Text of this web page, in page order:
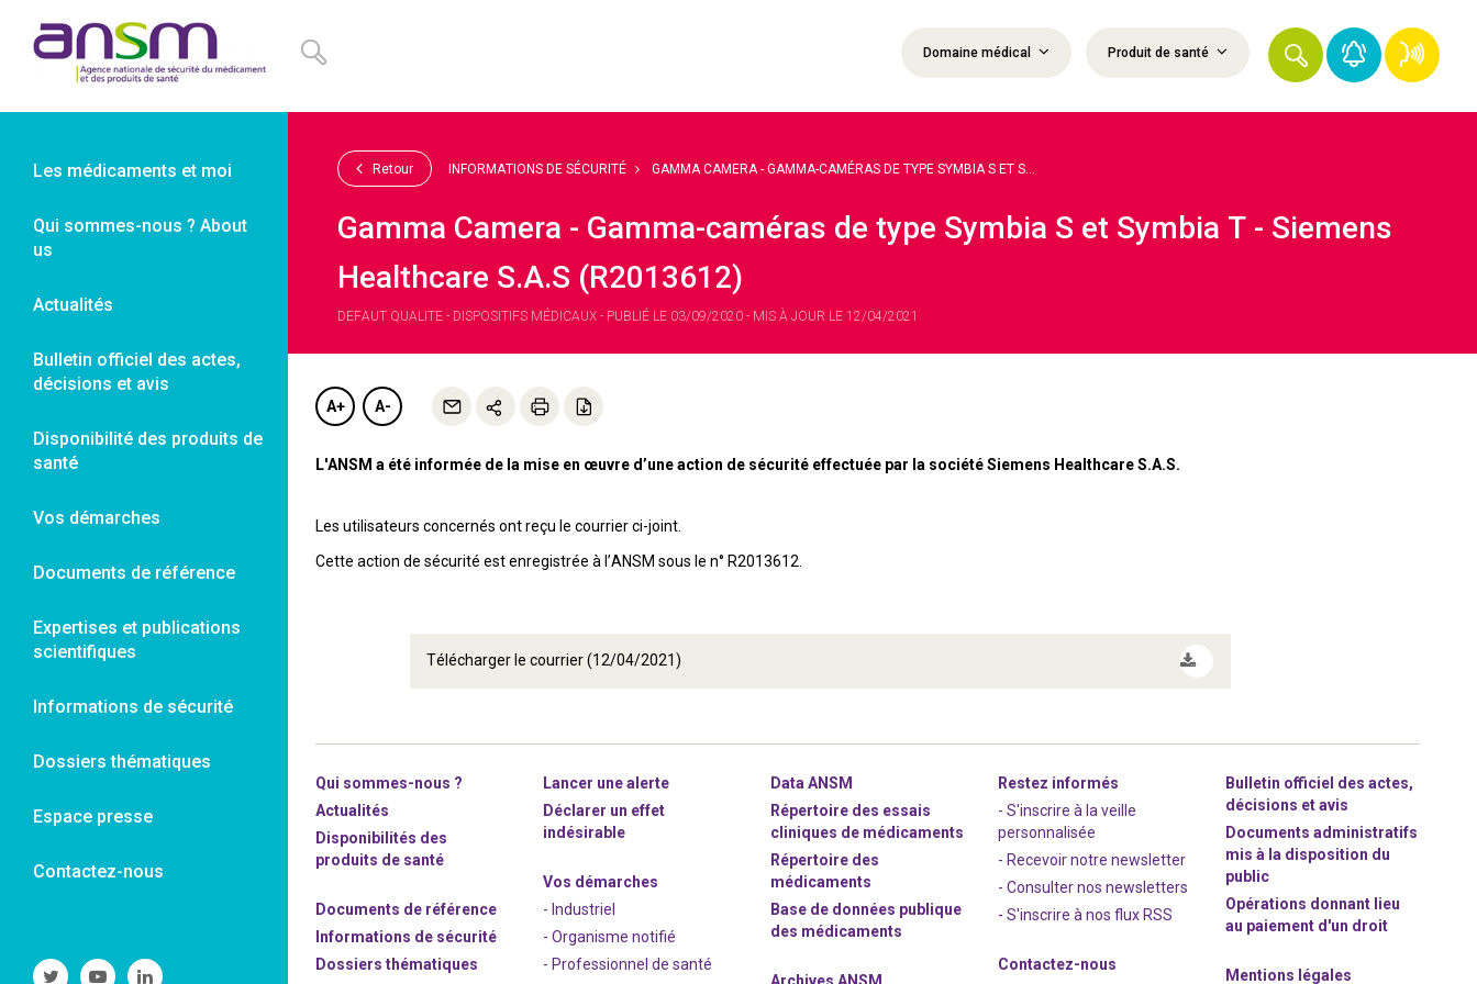
Domaine médical Produit de santé
Les médicaments et moi
Qui sommes-nous ? About
us
Actualités
Bulletin officiel des actes,
décisions et avis
Disponibilité des produits de
santé
Vos démarches
Documents de référence
Expertises et publications
scientifiques
Informations de sécurité
Dossiers thématiques
Espace presse
Contactez-nous
SuivreSuivreSuivre
Retour INFORMATIONS DE SÉCURITÉ GAMMA CAMERA - GAMMA-CAMÉRAS DE TYPE SYMBIA S ET S...
Gamma Camera - Gamma-caméras de type Symbia S et Symbia T - Siemens
Healthcare S.A.S (R2013612)
DEFAUT QUALITE - DISPOSITIFS MÉDICAUX - PUBLIÉ LE 03/09/2020 - MIS À JOUR LE 12/04/2021
A+ A-
L'ANSM a été informée de la mise en œuvre d’une action de sécurité effectuée par la société Siemens Healthcare S.A.S.
Les utilisateurs concernés ont reçu le courrier ci-joint.
Cette action de sécurité est enregistrée à l’ANSM sous le n° R2013612.
Télécharger le courrier (12/04/2021)
Qui sommes-nous ?
Actualités
Disponibilités des
produits de santé
Documents de référence
Informations de sécurité
Dossiers thématiques
Lancer une alerte
Déclarer un effet
indésirable
Vos démarches
- Industriel
- Organisme notifié
- Professionnel de santé
Data ANSM
Répertoire des essais
cliniques de médicaments
Répertoire des
médicaments
Base de données publique
des médicaments
Restez informés
- S'inscrire à la veille
personnalisée
- Recevoir notre newsletter
- Consulter nos newsletters
-S'inscrire à nos flux RSS
Contactez-nous
Bulletin officiel des actes,
décisions et avis
Documents administratifs
mis à la disposition du
public
Opérations donnant lieu
au paiement d'un droit
Mentions légales